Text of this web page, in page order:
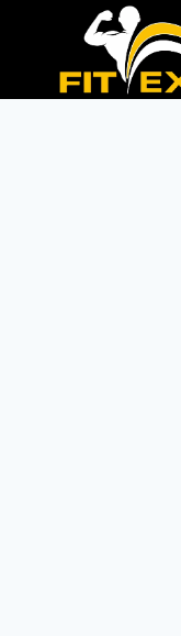
contenuto